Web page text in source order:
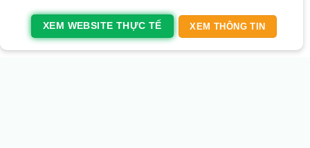
XEM WEBSITE THỰC TẾ XEM THÔNG TIN